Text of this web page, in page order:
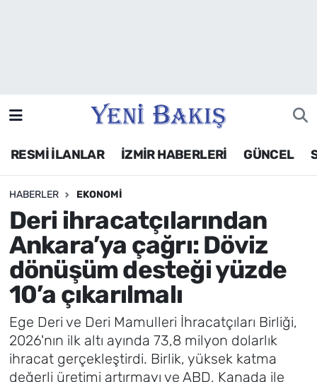
RESMİ İLANLAR İZMİR HABERLERİ GÜNCEL
HABERLER EKONOMI
Deri ihracatçılarından
Ankara’ya çağrı: Döviz
dönüşüm desteği yüzde
10’a çıkarılmalı
Ege Deri ve Deri Mamulleri İhracatçıları Birliği,
2026'nın ilk altı ayında 73,8 milyon dolarlık
ihracat gerçekleştirdi. Birlik, yüksek katma
değerli üretimi artırmayı ve ABD, Kanada ile
Siyaset
Asayiş / Polis-Adliye
Spor
Magazin
Foto Galeri
Künye
İletişim